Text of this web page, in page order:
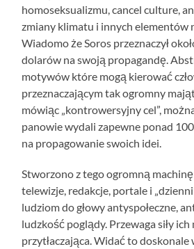
homoseksualizmu, cancel culture,
zmiany klimatu i innych elementów
Wiadomo że Soros przeznaczył
dolarów na swoją propagandę.
motywów które mogą kierować
przeznaczającym tak ogromny
mówiąc „kontrowersyjny cel”,
panowie wydali zapewne ponad
na propagowanie swoich idei.
Stworzono z tego ogromną
telewizje, redakcje, portale i
ludziom do głowy antyspołeczne,
ludzkość poglądy. Przewaga siły
przytłaczająca. Widać to doskonale